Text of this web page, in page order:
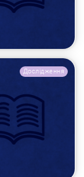
Дослідження